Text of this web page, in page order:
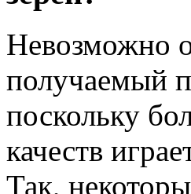
Невозможно
получаемый
поскольку
качеств
Так,